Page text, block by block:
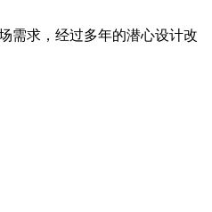
需求，经过多年的潜心设计改